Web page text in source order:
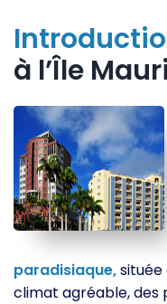
à l’Île
paradisiaque,située
climat agréable, des